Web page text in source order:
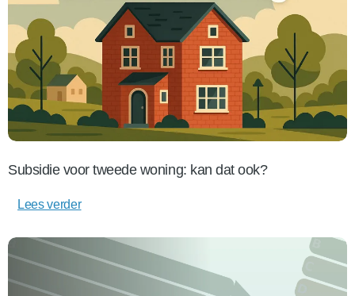
Subsidie voor tweede woning: kan dat ook?
Lees verder